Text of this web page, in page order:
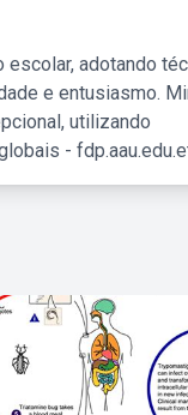
escolar, adotando
e entusiasmo.
utilizando
-